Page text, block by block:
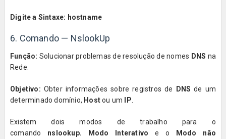
Digite a Sintaxe: hostname
6. Comando — NslookUp
Função: Solucionar problemas de resolução de nomes DNS na
Rede.
Objetivo: Obter informações sobre registros de DNS de um
determinado domínio, Hostou um IP
Existem dois modos de trabalho para o
comando nslookup. Modo Interativo e o Modo não